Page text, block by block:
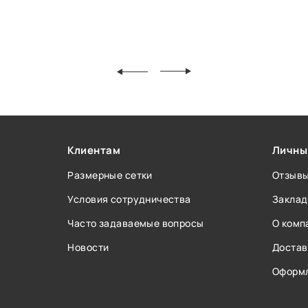
Клиентам
Размерные сетки
Условия сотрудничества
Часто задаваемые вопросы
Новости
О